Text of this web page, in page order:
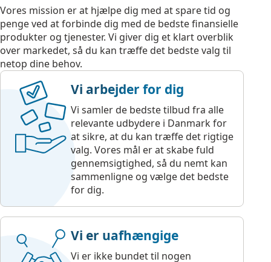
Vores mission er at hjælpe dig med at spare tid og
penge ved at forbinde dig med de bedste finansielle
produkter og tjenester. Vi giver dig et klart overblik
over markedet, så du kan træffe det bedste valg til
netop dine behov.
Vi arbejder for dig
Vi samler de bedste tilbud fra alle
relevante udbydere i Danmark for
at sikre, at du kan træffe det rigtige
valg. Vores mål er at skabe fuld
gennemsigtighed, så du nemt kan
sammenligne og vælge det bedste
for dig.
Vi er uafhængige
Vi er ikke bundet til nogen